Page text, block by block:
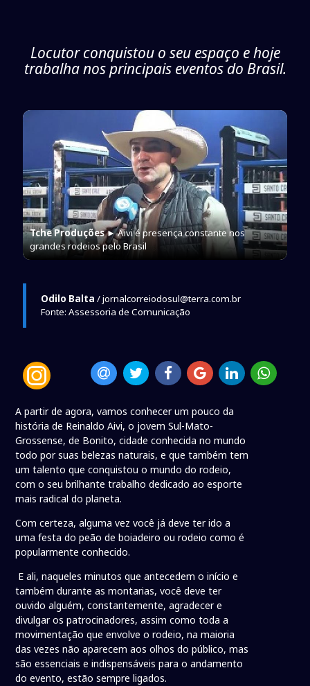
Locutor conquistou o seu espaço e hoje
trabalha nos principais eventos do Brasil.
Tche Produções► Aivi é presença constante nos
grandes rodeios pelo Brasil
Odilo Balta / jornalcorreiodosul@terra.com.br
Fonte: Assessoria de Comunicação
A partir de agora, vamos conhecer um pouco da
história de Reinaldo Aivi, o jovem Sul-Mato-
Grossense, de Bonito, cidade conhecida no mundo
todo por suas belezas naturais, e que também tem
um talento que conquistou o mundo do rodeio,
com o seu brilhante trabalho dedicado ao esporte
mais radical do planeta.
Com certeza, alguma vez você já deve ter ido a
uma festa do peão de boiadeiro ou rodeio como é
popularmente conhecido.
E ali, naqueles minutos que antecedem o início e
também durante as montarias, você deve ter
ouvido alguém, constantemente, agradecer e
divulgar os patrocinadores, assim como toda a
movimentação que envolve o rodeio, na maioria
das vezes não aparecem aos olhos do público, mas
são essenciais e indispensáveis para o andamento
do evento, estão sempre ligados.